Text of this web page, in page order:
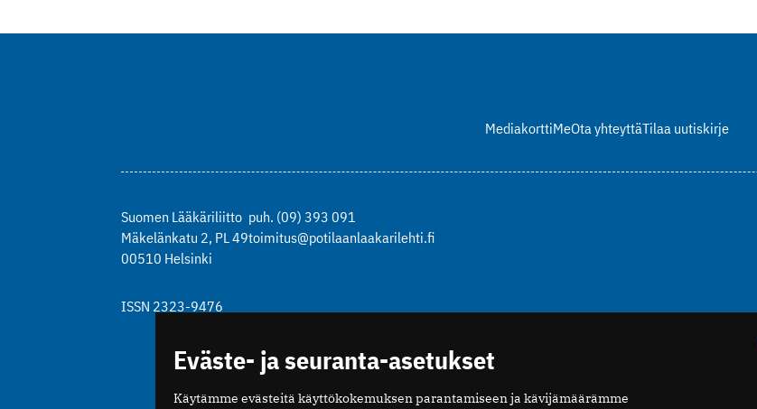
MediakorttiMeOta yhteyttäTilaa uutiskirje
Suomen Lääkäriliitto
Mäkelänkatu 2, PL 49
00510 Helsinki
puh. (09) 393 091
toimitus@potilaanlaakarilehti.fi
ISSN 2323-9476
Eväste- ja seuranta-asetukset
Käytämme evästeitä käyttökokemuksen parantamiseen ja kävijämäärämme